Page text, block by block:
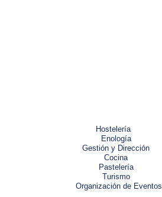
Hostelería
Enología
Gestión y Dirección
Cocina
Pastelería
Turismo
Organización de Eventos